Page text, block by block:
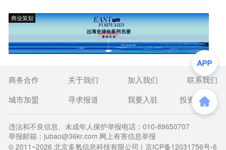
商业策划
商务合作 关于我们 加入我们
联系我们
城市加盟
寻求报道 我要入驻 投资者关系
违法和不良信息、未成年人保护举报电话：010-89650707
举报邮箱：jubao@36kr.com 网上有害信息举报
© 2011~2026 北京多氪信息科技有限公司 | 京ICP备12031756号-6